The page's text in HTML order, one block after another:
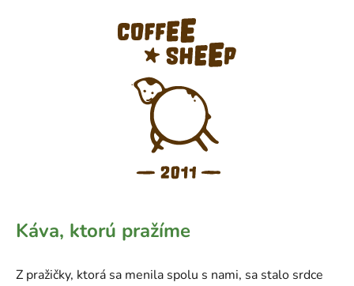
Káva, ktorú pražíme
Z pražičky, ktorá sa menila spolu s nami, sa stalo srdce